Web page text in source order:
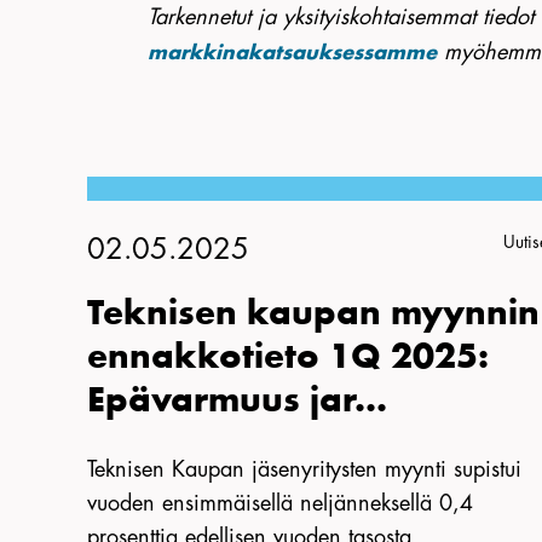
Tarkennetut ja yksityiskohtaisemmat
markkinakatsauksessamme
02.05.2025
Teknisen kaupan myynnin
ennakkotieto 1Q 2025:
Epävarmuus jar...
Teknisen Kaupan jäsenyritysten myynti supistui
vuoden ensimmäisellä neljänneksellä 0,4
prosenttia edellisen vuoden tasosta.